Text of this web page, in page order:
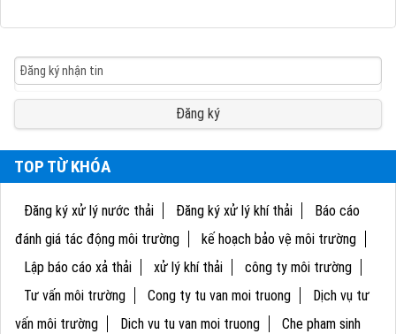
Đăng ký
TOP TỪ KHÓA
Đăng ký xử lý nước thải Đăng ký xử lý khí thải
Báo cáo
đánh giá tác động môi trường
kế hoạch bảo vệ môi trường
Lập báo cáo xả thải
xử lý khí thải
công ty môi trường
Tư vấn môi trường
Cong ty tu van moi truong
Dịch vụ tư
vấn môi trường
Dich vu tu van moi truong
Che pham sinh